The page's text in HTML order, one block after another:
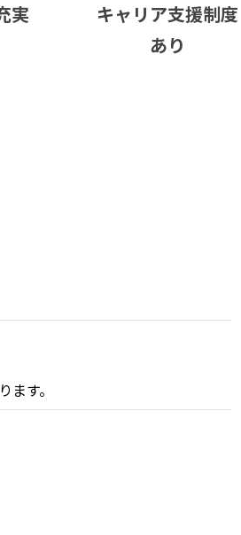
実
キャリア支援制度
あり
す。